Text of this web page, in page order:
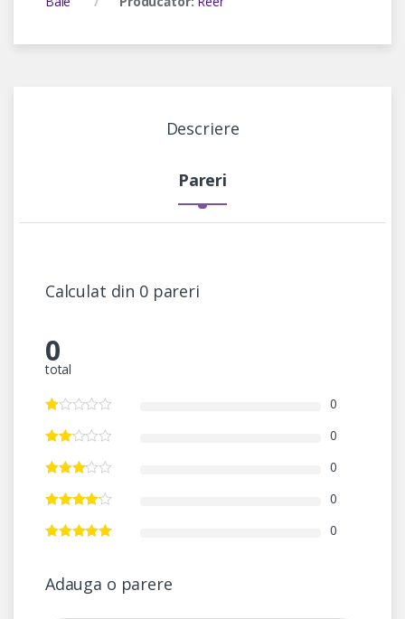
Descriere
Pareri
Calculat din 0 pareri
0
total
0
0
0
0
0
Adauga o parere